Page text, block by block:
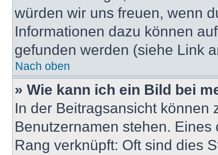
würden wir uns freuen, wenn
Informationen dazu können
gefunden werden (siehe Link
Nach oben
» Wie kann ich ein Bild bei
In der Beitragsansicht können
Benutzernamen stehen.
Rang verknüpft: Oft sind dies